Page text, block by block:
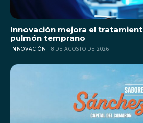
Innovación mejora el
pulmón temprano
INNOVACIÓN 8 DE AGOSTO DE 2026